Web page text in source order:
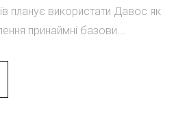
планує використати Давос як
принаймні базови...